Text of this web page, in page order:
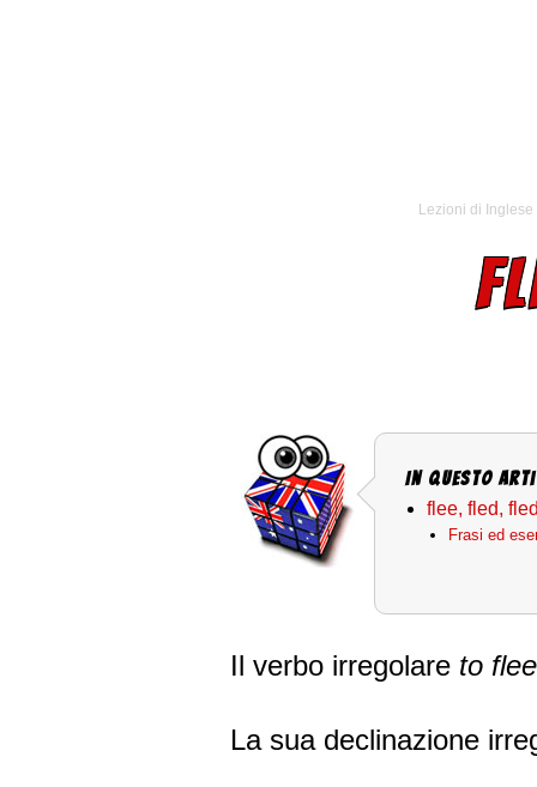
Lezioni di Inglese
In questo
flee, fled,
Frasi ed
Il verbo irregolare to flee
La sua declinazione